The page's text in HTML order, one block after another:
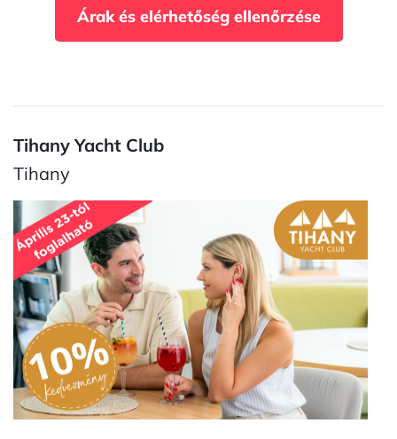
Árak és elérhetőség ellenőrzése
Tihany Yacht Club
Tihany